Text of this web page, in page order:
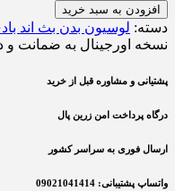
افزودن به سبد خرید
دسته: لوسیون بدن بث اند
نسخه اورجینال به ضمانت و
پشتیانی و مشاوره قبل از خرید
درگاه پرداخت امن زرین پال
ارسال فوری به سراسر کشور
واتساپ پشتیبانی: 09021041414